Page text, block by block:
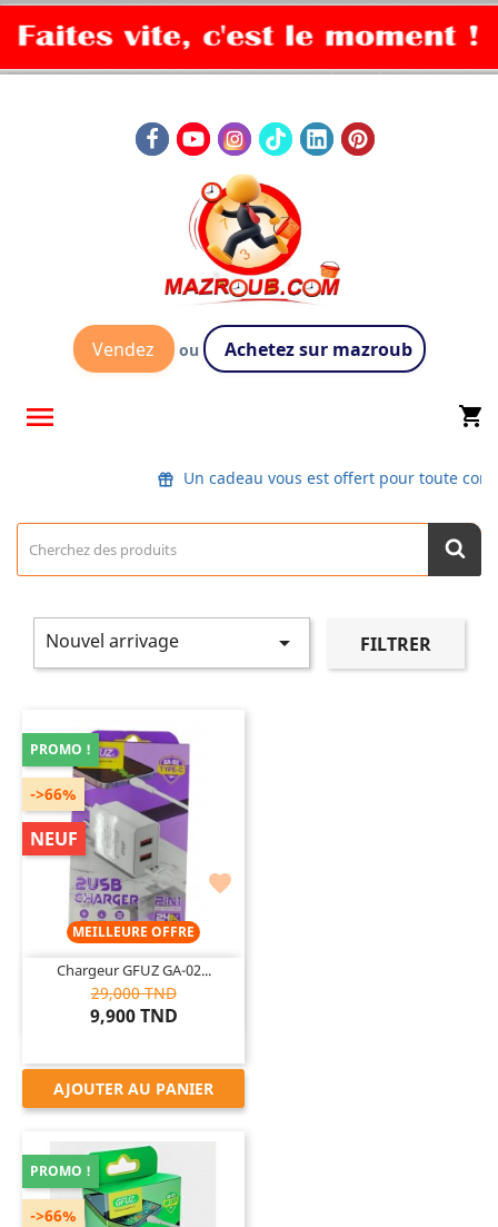
Vendez ou Achetez sur mazroub
 shopping_cart
Un cadeau vous est offert pour toute
Nouvel arrivage  FILTRER

MEILLEURE OFFRE
Chargeur GFUZ GA-02...
29,000 TND
9,900 TND
->66%
PROMO !
NEUF
AJOUTER AU PANIER
->66%
PROMO !